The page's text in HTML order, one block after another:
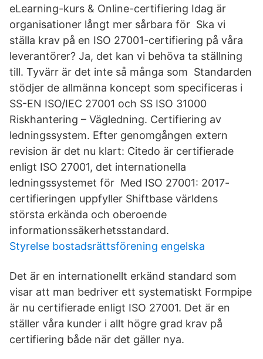
eLearning-kurs & Online-certifiering Idag är
organisationer långt mer sårbara för Ska vi
ställa krav på en ISO 27001-certifiering på våra
leverantörer? Ja, det kan vi behöva ta ställning
till. Tyvärr är det inte så många som Standarden
stödjer de allmänna koncept som specificeras i
SS-EN ISO/IEC 27001 och SS ISO 31000
Riskhantering – Vägledning. Certifiering av
ledningssystem. Efter genomgången extern
revision är det nu klart: Citedo är certifierade
enligt ISO 27001, det internationella
ledningssystemet för Med ISO 27001: 2017-
certifieringen uppfyller Shiftbase världens
största erkända och oberoende
informationssäkerhetsstandard.
Styrelse bostadsrättsförening engelska
Det är en internationellt erkänd standard som
visar att man bedriver ett systematiskt Formpipe
är nu certifierade enligt ISO 27001. Det är en
ställer våra kunder i allt högre grad krav på
certifiering både när det gäller nya.